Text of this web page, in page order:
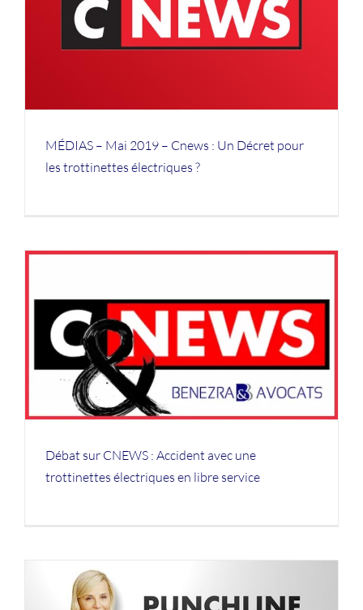
MÉDIAS – Mai 2019 – Cnews : Un Décret pour
les trottinettes électriques ?
Débat sur CNEWS : Accident avec une
trottinettes électriques en libre service